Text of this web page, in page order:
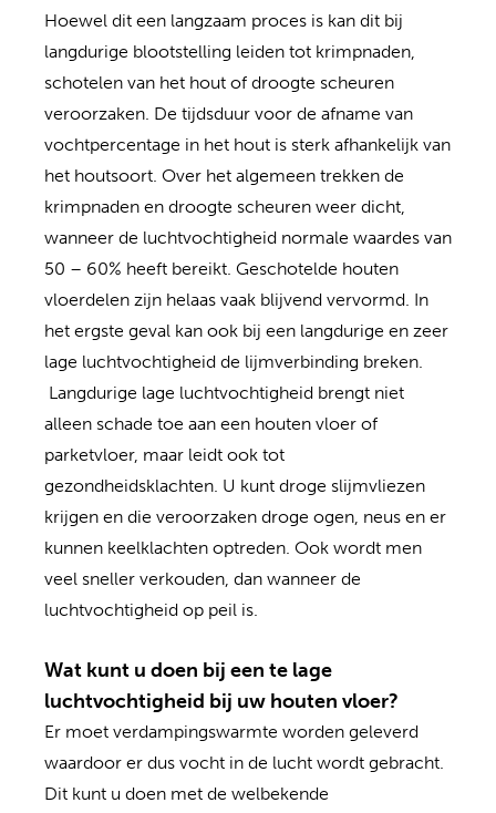
Hoewel dit een langzaam proces is kan dit bij
langdurige blootstelling leiden tot krimpnaden,
schotelen van het hout of droogte scheuren
veroorzaken. De tijdsduur voor de afname van
vochtpercentage in het hout is sterk afhankelijk van
het houtsoort. Over het algemeen trekken de
krimpnaden en droogte scheuren weer dicht,
wanneer de luchtvochtigheid normale waardes van
50 – 60% heeft bereikt. Geschotelde houten
vloerdelen zijn helaas vaak blijvend vervormd. In
het ergste geval kan ook bij een langdurige en zeer
lage luchtvochtigheid de lijmverbinding breken.
Langdurige lage luchtvochtigheid brengt niet
alleen schade toe aan een houten vloer of
parketvloer, maar leidt ook tot
gezondheidsklachten. U kunt droge slijmvliezen
krijgen en die veroorzaken droge ogen, neus en er
kunnen keelklachten optreden. Ook wordt men
veel sneller verkouden, dan wanneer de
luchtvochtigheid op peil is.
Wat kunt u doen bij een te lage
luchtvochtigheid bij uw houten vloer?
Er moet verdampingswarmte worden geleverd
waardoor er dus vocht in de lucht wordt gebracht.
Dit kunt u doen met de welbekende